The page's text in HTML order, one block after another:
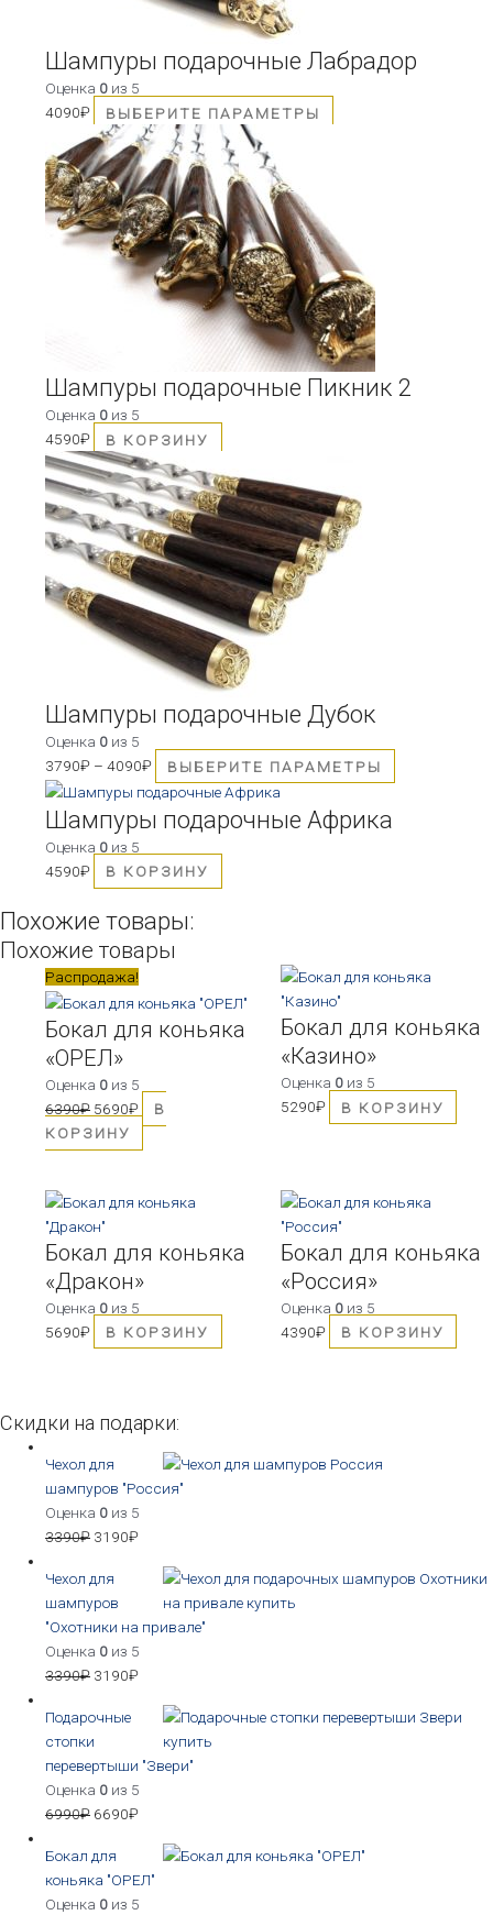
Шампуры подарочные Лабрадор
Оценка 0 из 5
4090₽ ВЫБЕРИТЕ ПАРАМЕТРЫ
товара.
Шампуры подарочные Пикник 2
Оценка 0 из 5
4590₽ В КОРЗИНУ
Шампуры подарочные Дубок
Оценка 0 из 5
3790₽ –4090₽ ВЫБЕРИТЕ ПАРАМЕТРЫ
Шампуры подарочные Африка
Оценка 0 из 5
4590₽ В КОРЗИНУ
Похожие товары:
Похожие товары
Распродажа!
Бокал для коньяка
«ОРЕЛ»
Оценка 0 из 5
6390₽
Первоначальная
цена
составляла
6390₽.
5690₽
цена:
5690₽.
В
КОРЗИНУ
Бокал для коньяка
«Казино»
Оценка 0из 5
5290₽ В КОРЗИНУ
Бокал для коньяка
«Дракон»
Оценка 0 из 5
5690₽ В КОРЗИНУ
Бокал для коньяка
«Россия»
Оценка 0из 5
4390₽ В КОРЗИНУ
Скидки на подарки:
Чехол для
шампуров "Россия"
Оценка 0 из 5
3390₽ 3190₽
Чехол для
шампуров
"Охотники на привале"
Оценка 0 из 5
3390₽ 3190₽
Подарочные
стопки
перевертыши "Звери"
Оценка 0 из 5
6990₽ 6690₽
Бокал для
коньяка "ОРЕЛ"
Оценка 0 из 5